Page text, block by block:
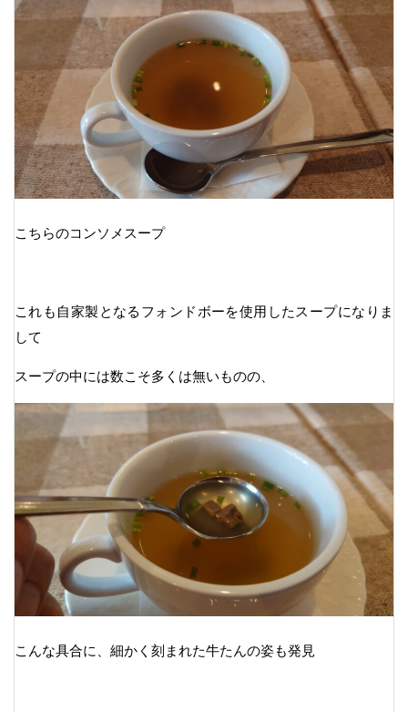
こちらのコンソメスープ
これも自家製となるフォンドボーを使用したスープになりま
して
スープの中には数こそ多くは無いものの、
こんな具合に、細かく刻まれた牛たんの姿も発見